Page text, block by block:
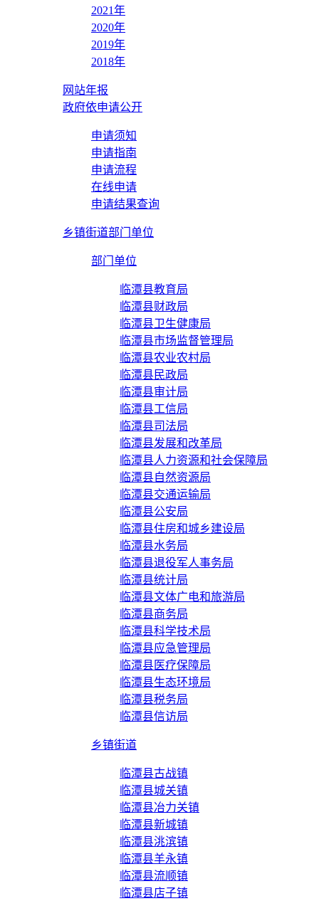
2021年
2020年
2019年
2018年
网站年报
政府依申请公开
申请须知
申请指南
申请流程
在线申请
申请结果查询
乡镇街道部门单位
部门单位
临潭县教育局
临潭县财政局
临潭县卫生健康局
临潭县市场监督管理局
临潭县农业农村局
临潭县民政局
临潭县审计局
临潭县工信局
临潭县司法局
临潭县发展和改革局
临潭县人力资源和社会保障局
临潭县自然资源局
临潭县交通运输局
临潭县公安局
临潭县住房和城乡建设局
临潭县水务局
临潭县退役军人事务局
临潭县统计局
临潭县文体广电和旅游局
临潭县商务局
临潭县科学技术局
临潭县应急管理局
临潭县医疗保障局
临潭县生态环境局
临潭县税务局
临潭县信访局
乡镇街道
临潭县古战镇
临潭县城关镇
临潭县冶力关镇
临潭县新城镇
临潭县洮滨镇
临潭县羊永镇
临潭县流顺镇
临潭县店子镇